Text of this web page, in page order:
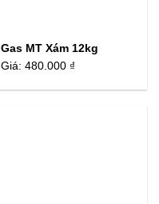
Gas MT Xám 12kg
Giá:480.000 ₫